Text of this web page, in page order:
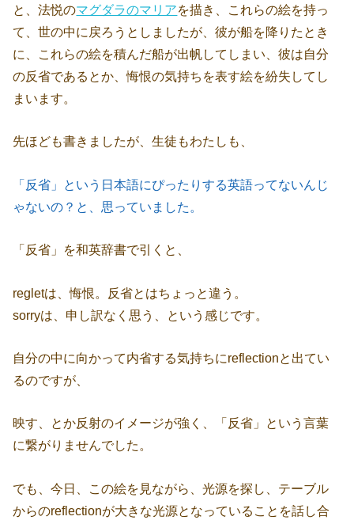
と、法悦のマグダラのマリアを描き、これらの絵を持っ
て、世の中に戻ろうとしましたが、彼が船を降りたとき
に、これらの絵を積んだ船が出帆してしまい、彼は自分
の反省であるとか、悔恨の気持ちを表す絵を紛失してし
まいます。
先ほども書きましたが、生徒もわたしも、
「反省」という日本語にぴったりする英語ってないんじ
ゃないの？と、思っていました。
「反省」を和英辞書で引くと、
regletは、悔恨。反省とはちょっと違う。
sorryは、申し訳なく思う、という感じです。
自分の中に向かって内省する気持ちにreflectionと出てい
るのですが、
映す、とか反射のイメージが強く、「反省」という言葉
に繋がりませんでした。
でも、今日、この絵を見ながら、光源を探し、テーブル
からのreflectionが大きな光源となっていることを話し合